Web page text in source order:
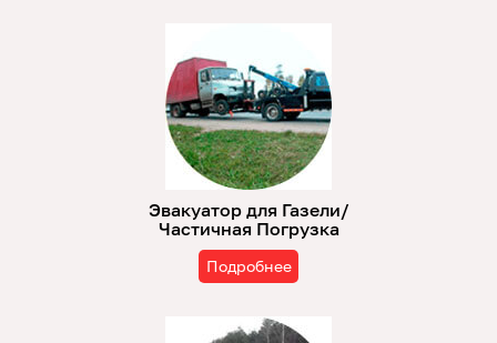
Эвакуатор для Газели/
Частичная Погрузка
Подробнее